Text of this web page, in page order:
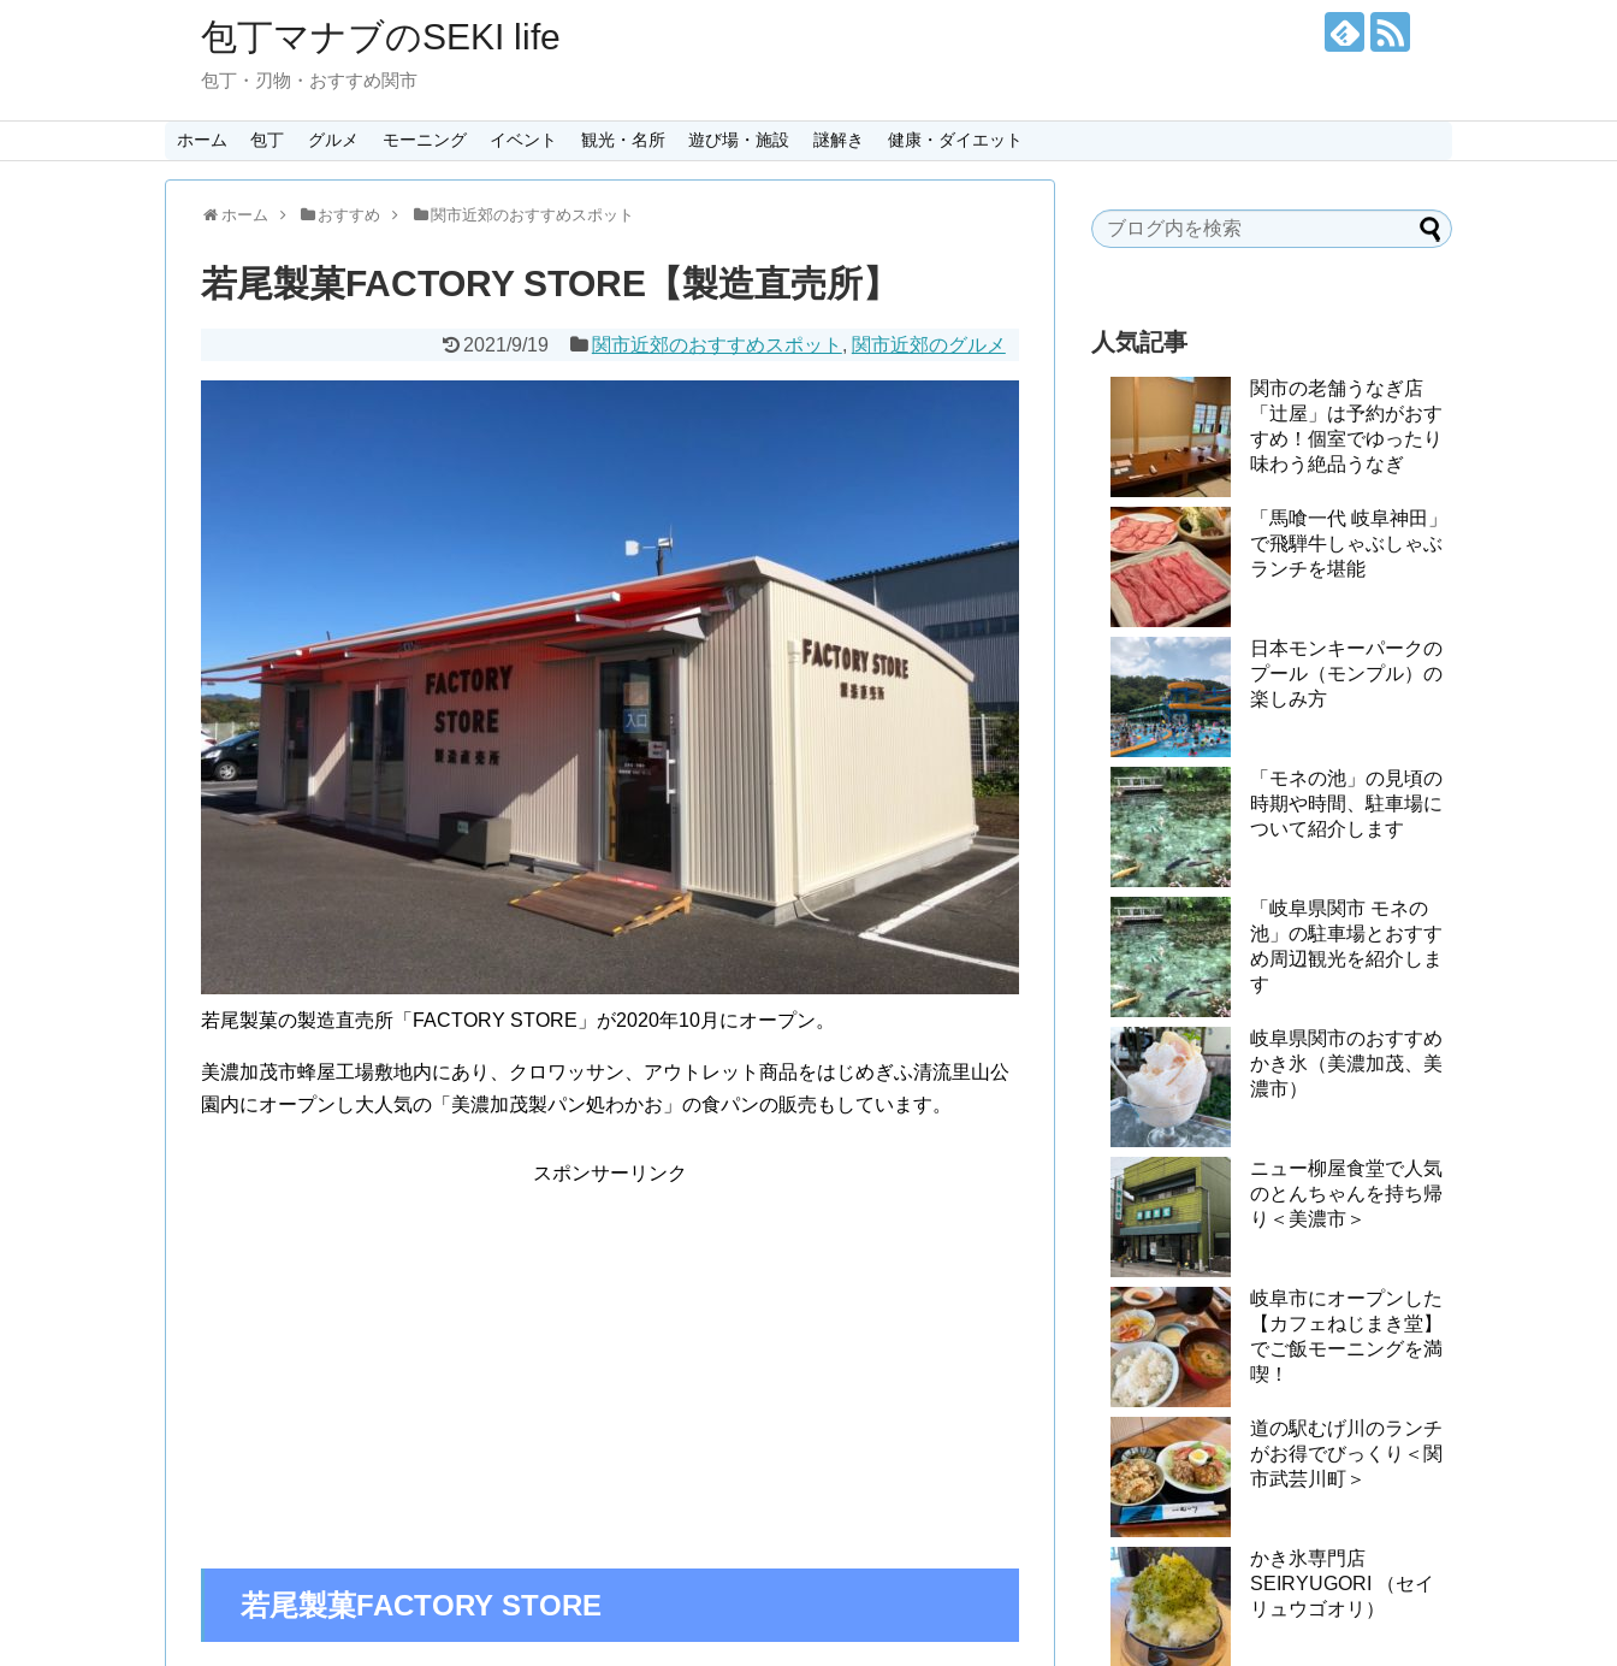
包丁マナブのSEKI life
包丁・刃物・おすすめ関市
ホーム 包丁 グルメ モーニング イベント 観光・名所 遊び場・施設 謎解き 健康・ダイエット
ホーム おすすめ 関市近郊のおすすめスポット
若尾製菓FACTORY STORE【製造直売所】
2021/9/19 関市近郊のおすすめスポット , 関市近郊のグルメ
若尾製菓の製造直売所「FACTORY STORE」が2020年10月にオープン。
美濃加茂市蜂屋工場敷地内にあり、クロワッサン、アウトレット商品をはじめぎふ清流里山公
園内にオープンし大人気の「美濃加茂製パン処わかお」の食パンの販売もしています。
スポンサーリンク
若尾製菓FACTORY STORE
人気記事
関市の老舗うなぎ店
「辻屋」は予約がおす
すめ！個室でゆったり
味わう絶品うなぎ
「馬喰一代 岐阜神田」
で飛騨牛しゃぶしゃぶ
ランチを堪能
日本モンキーパークの
プール（モンプル）の
楽しみ方
「モネの池」の見頃の
時期や時間、駐車場に
ついて紹介します
「岐阜県関市 モネの
池」の駐車場とおすす
め周辺観光を紹介しま
す
岐阜県関市のおすすめ
かき氷（美濃加茂、美
濃市）
ニュー柳屋食堂で人気
のとんちゃんを持ち帰
り＜美濃市＞
岐阜市にオープンした
【カフェねじまき堂】
でご飯モーニングを満
喫！
道の駅むげ川のランチ
がお得でびっくり＜関
市武芸川町＞
かき氷専門店
SEIRYUGORI （セイ
リュウゴオリ）